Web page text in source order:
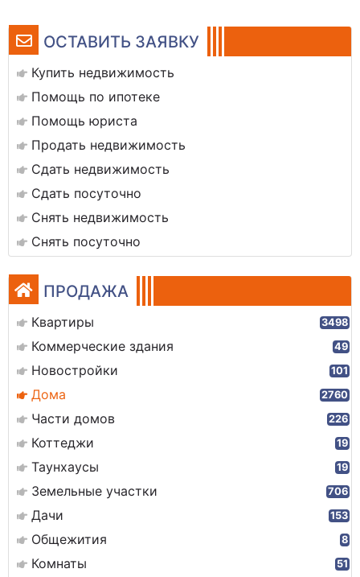
ОСТАВИТЬ ЗАЯВКУ
Купить недвижимость
Помощь по ипотеке
Помощь юриста
Продать недвижимость
Сдать недвижимость
Сдать посуточно
Снять недвижимость
Снять посуточно
ПРОДАЖА
Квартиры 3498
Коммерческие здания 49
Новостройки 101
Дома 2760
Части домов 226
Коттеджи 19
Таунхаусы 19
Земельные участки 706
Дачи 153
Общежития 8
Комнаты 51